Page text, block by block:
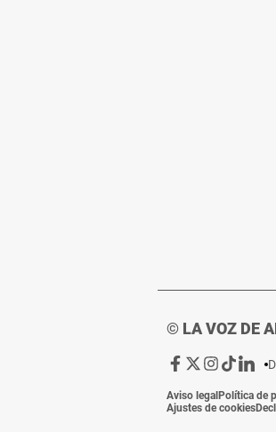
© LA VOZ DE
Ir
Facebook
Ir
X
Ir Ir
TikTok
Ir
Aviso legalPolítica de
Ajustes de cookies